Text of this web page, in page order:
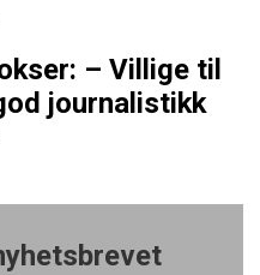
– Villige til
journalistikk